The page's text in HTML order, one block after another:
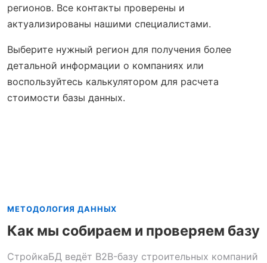
регионов. Все контакты проверены и
актуализированы нашими специалистами.
Выберите нужный регион для получения более
детальной информации о компаниях или
воспользуйтесь калькулятором для расчета
стоимости базы данных.
МЕТОДОЛОГИЯ ДАННЫХ
Как мы собираем и проверяем базу
СтройкаБД ведёт B2B-базу строительных компаний